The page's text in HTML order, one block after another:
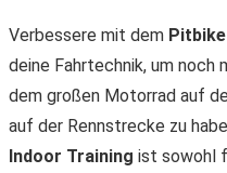
Verbessere mit dem
deine Fahrtechnik, um noch
dem großen Motorrad auf
auf der Rennstrecke zu
Indoor Training ist sowohl